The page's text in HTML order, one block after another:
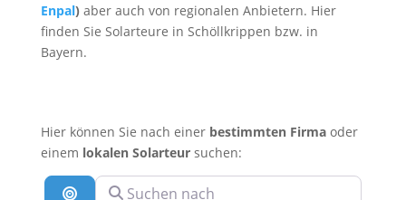
Enpal) aber auch von regionalen Anbietern. Hier
finden Sie Solarteure in Schöllkrippen bzw. in
Bayern.
Hier können Sie nach einer bestimmten Firmaoder
einem lokalen Solarteursuchen:
Suche nach Entfernung
Suchen nach